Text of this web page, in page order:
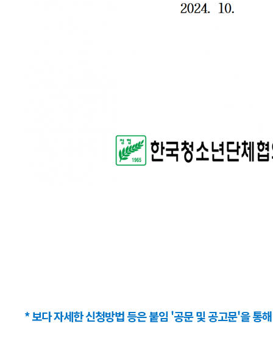
* 보다 자세한 신청방법 등은 붙임 '공문 및 공고문'을 통